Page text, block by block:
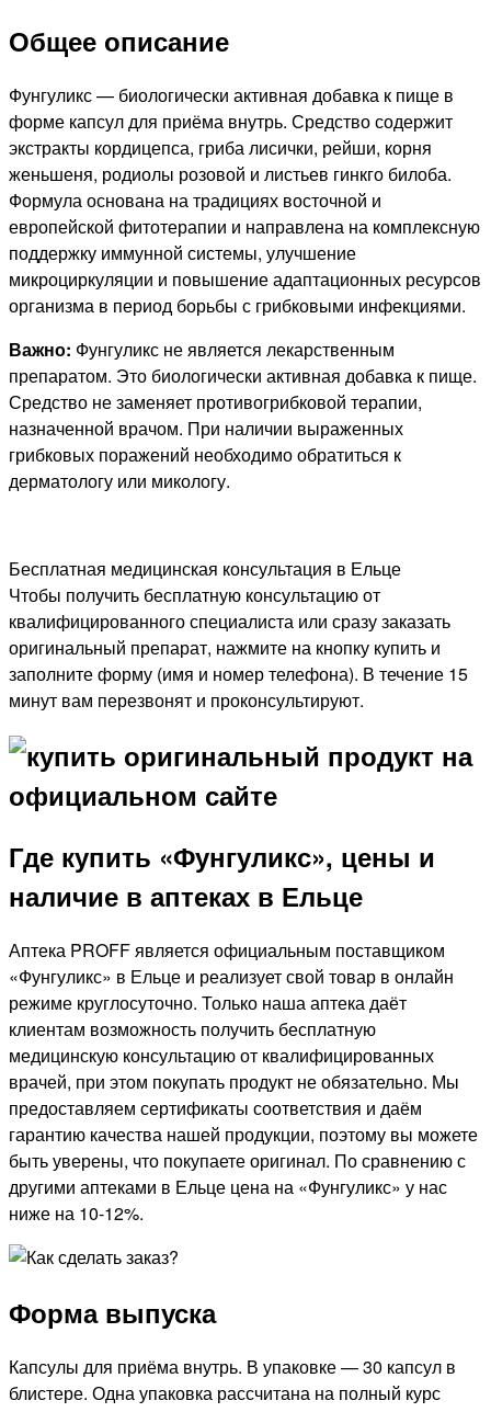
Общее описание
Фунгуликс — биологически активная добавка к пище в
форме капсул для приёма внутрь. Средство содержит
экстракты кордицепса, гриба лисички, рейши, корня
женьшеня, родиолы розовой и листьев гинкго билоба.
Формула основана на традициях восточной и
европейской фитотерапии и направлена на комплексную
поддержку иммунной системы, улучшение
микроциркуляции и повышение адаптационных ресурсов
организма в период борьбы с грибковыми инфекциями.
Важно: Фунгуликс не является лекарственным
препаратом. Это биологически активная добавка к пище.
Средство не заменяет противогрибковой терапии,
назначенной врачом. При наличии выраженных
грибковых поражений необходимо обратиться к
дерматологу или микологу.
Бесплатная медицинская консультация в Ельце
Чтобы получить бесплатную консультацию от
квалифицированного специалиста или сразу заказать
оригинальный препарат, нажмите на кнопку купить и
заполните форму (имя и номер телефона). В течение 15
минут вам перезвонят и проконсультируют.
Где купить «Фунгуликс», цены и
наличие в аптеках в Ельце
Аптека PROFF является официальным поставщиком
«Фунгуликс» в Ельце и реализует свой товар в онлайн
режиме круглосуточно. Только наша аптека даёт
клиентам возможность получить бесплатную
медицинскую консультацию от квалифицированных
врачей, при этом покупать продукт не обязательно. Мы
предоставляем сертификаты соответствия и даём
гарантию качества нашей продукции, поэтому вы можете
быть уверены, что покупаете оригинал. По сравнению с
другими аптеками в Ельце цена на «Фунгуликс» у нас
ниже на 10-12%.
Форма выпуска
Капсулы для приёма внутрь. В упаковке — 30 капсул в
блистере. Одна упаковка рассчитана на полный курс